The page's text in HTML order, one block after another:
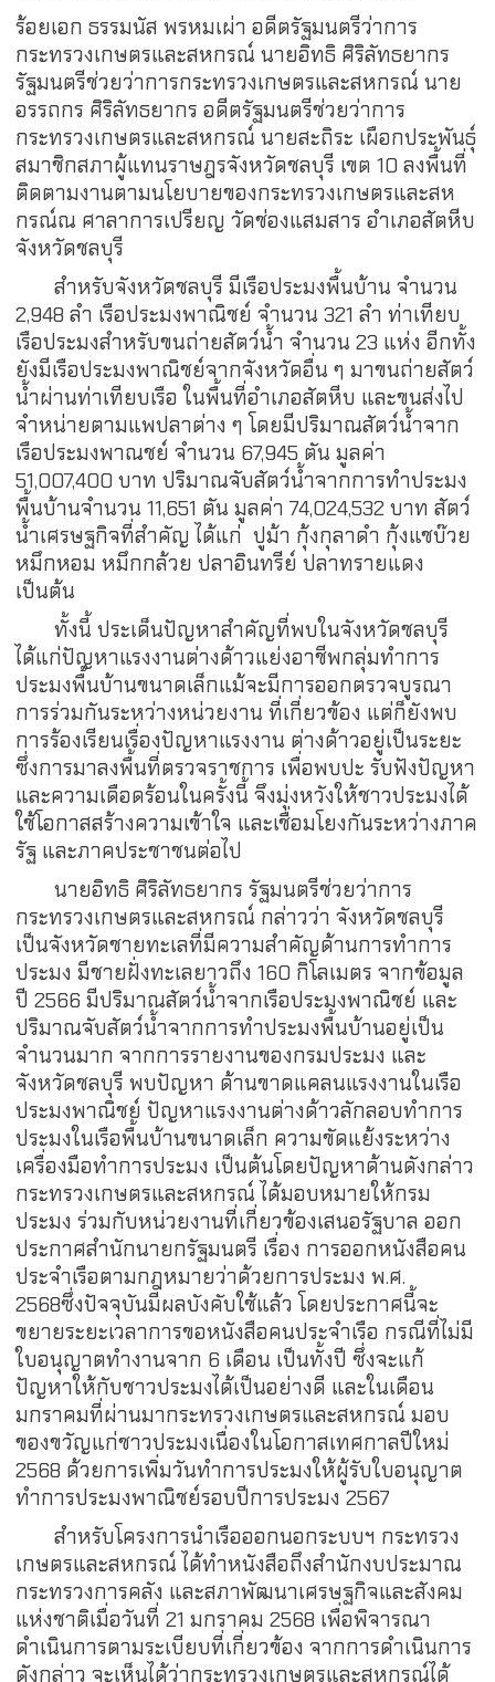
ร้อยเอก ธรรมนัส พรหมเผ่า อดีตรัฐมนตรีว่าการ
กระทรวงเกษตรและสหกรณ์ นายอิทธิ ศิริลัทธยากร
รัฐมนตรีช่วยว่าการกระทรวงเกษตรและสหกรณ์ นาย
อรรถกร ศิริลัทธยากร อดีตรัฐมนตรีช่วยว่าการ
กระทรวงเกษตรและสหกรณ์ นายสะถิระ เผือกประพันธุ์
สมาชิกสภาผู้แทนราษฎรจังหวัดชลบุรี เขต 10 ลงพื้นที่
ติดตามงานตามนโยบายของกระทรวงเกษตรและสห
กรณ์ณ ศาลาการเปรียญ วัดช่องแสมสาร อำเภอสัตหีบ
จังหวัดชลบุรี
สำหรับจังหวัดชลบุรี มีเรือประมงพื้นบ้าน จำนวน
2,948 ลำ เรือประมงพาณิชย์ จำนวน 321 ลำ ท่าเทียบ
เรือประมงสำหรับขนถ่ายสัตว์น้ำ จำนวน 23 แห่ง อีกทั้ง
ยังมีเรือประมงพาณิชย์จากจังหวัดอื่น ๆ มาขนถ่ายสัตว์
น้ำผ่านท่าเทียบเรือ ในพื้นที่อำเภอสัตหีบ และขนส่งไป
จำหน่ายตามแพปลาต่าง ๆ โดยมีปริมาณสัตว์น้ำจาก
เรือประมงพาณชย์ จำนวน 67,945 ตัน มูลค่า
51,007,400 บาท ปริมาณจับสัตว์น้ำจากการทำประมง
พื้นบ้านจำนวน 11,651 ตัน มูลค่า 74,024,532 บาท สัตว์
น้ำเศรษฐกิจที่สำคัญ ได้แก่ ปูม้า กุ้งกุลาดำ กุ้งแชบ๊วย
หมึกหอม หมึกกล้วย ปลาอินทรีย์ ปลาทรายแดง
เป็นต้น
ทั้งนี้ ประเด็นปัญหาสำคัญที่พบในจังหวัดชลบุรี
ได้แก่ปัญหาแรงงานต่างด้าวแย่งอาชีพกลุ่มทำการ
ประมงพื้นบ้านขนาดเล็กแม้จะมีการออกตรวจบูรณา
การร่วมกันระหว่างหน่วยงาน ที่เกี่ยวข้อง แต่ก็ยังพบ
การร้องเรียนเรื่องปัญหาแรงงาน ต่างด้าวอยู่เป็นระยะ
ซึ่งการมาลงพื้นที่ตรวจราชการ เพื่อพบปะ รับฟังปัญหา
และความเดือดร้อนในครั้งนี้ จึงมุ่งหวังให้ชาวประมงได้
ใช้โอกาสสร้างความเข้าใจ และเชื่อมโยงกันระหว่างภาค
รัฐ และภาคประชาชนต่อไป
นายอิทธิ ศิริลัทธยากร รัฐมนตรีช่วยว่าการ
กระทรวงเกษตรและสหกรณ์ กล่าวว่า จังหวัดชลบุรี
เป็นจังหวัดชายทะเลที่มีความสำคัญด้านการทำการ
ประมง มีชายฝั่งทะเลยาวถึง 160 กิโลเมตร จากข้อมูล
ปี 2566 มีปริมาณสัตว์น้ำจากเรือประมงพาณิชย์ และ
ปริมาณจับสัตว์น้ำจากการทำประมงพื้นบ้านอยู่เป็น
จำนวนมาก จากการรายงานของกรมประมง และ
จังหวัดชลบุรี พบปัญหา ด้านขาดแคลนแรงงานในเรือ
ประมงพาณิชย์ ปัญหาแรงงานต่างด้าวลักลอบทำการ
ประมงในเรือพื้นบ้านขนาดเล็ก ความขัดแย้งระหว่าง
เครื่องมือทำการประมง เป็นต้นโดยปัญหาด้านดังกล่าว
กระทรวงเกษตรและสหกรณ์ ได้มอบหมายให้กรม
ประมง ร่วมกับหน่วยงานที่เกี่ยวข้องเสนอรัฐบาล ออก
ประกาศสำนักนายกรัฐมนตรี เรื่อง การออกหนังสือคน
ประจำเรือตามกฎหมายว่าด้วยการประมง พ.ศ.
2568ซึ่งปัจจุบันมีผลบังคับใช้แล้ว โดยประกาศนี้จะ
ขยายระยะเวลาการขอหนังสือคนประจำเรือ กรณีที่ไม่มี
ใบอนุญาตทำงานจาก 6 เดือน เป็นทั้งปี ซึ่งจะแก้
ปัญหาให้กับชาวประมงได้เป็นอย่างดี และในเดือน
มกราคมที่ผ่านมากระทรวงเกษตรและสหกรณ์ มอบ
ของขวัญแก่ชาวประมงเนื่องในโอกาสเทศกาลปีใหม่
2568 ด้วยการเพิ่มวันทำการประมงให้ผู้รับใบอนุญาต
ทำการประมงพาณิชย์รอบปีการประมง 2567
สำหรับโครงการนำเรือออกนอกระบบฯ กระทรวง
เกษตรและสหกรณ์ ได้ทำหนังสือถึงสำนักงบประมาณ
กระทรวงการคลัง และสภาพัฒนาเศรษฐกิจและสังคม
แห่งชาติเมื่อวันที่ 21 มกราคม 2568 เพื่อพิจารณา
ดำเนินการตามระเบียบที่เกี่ยวข้อง จากการดำเนินการ
ดังกล่าว จะเห็นได้ว่ากระทรวงเกษตรและสหกรณ์ได้